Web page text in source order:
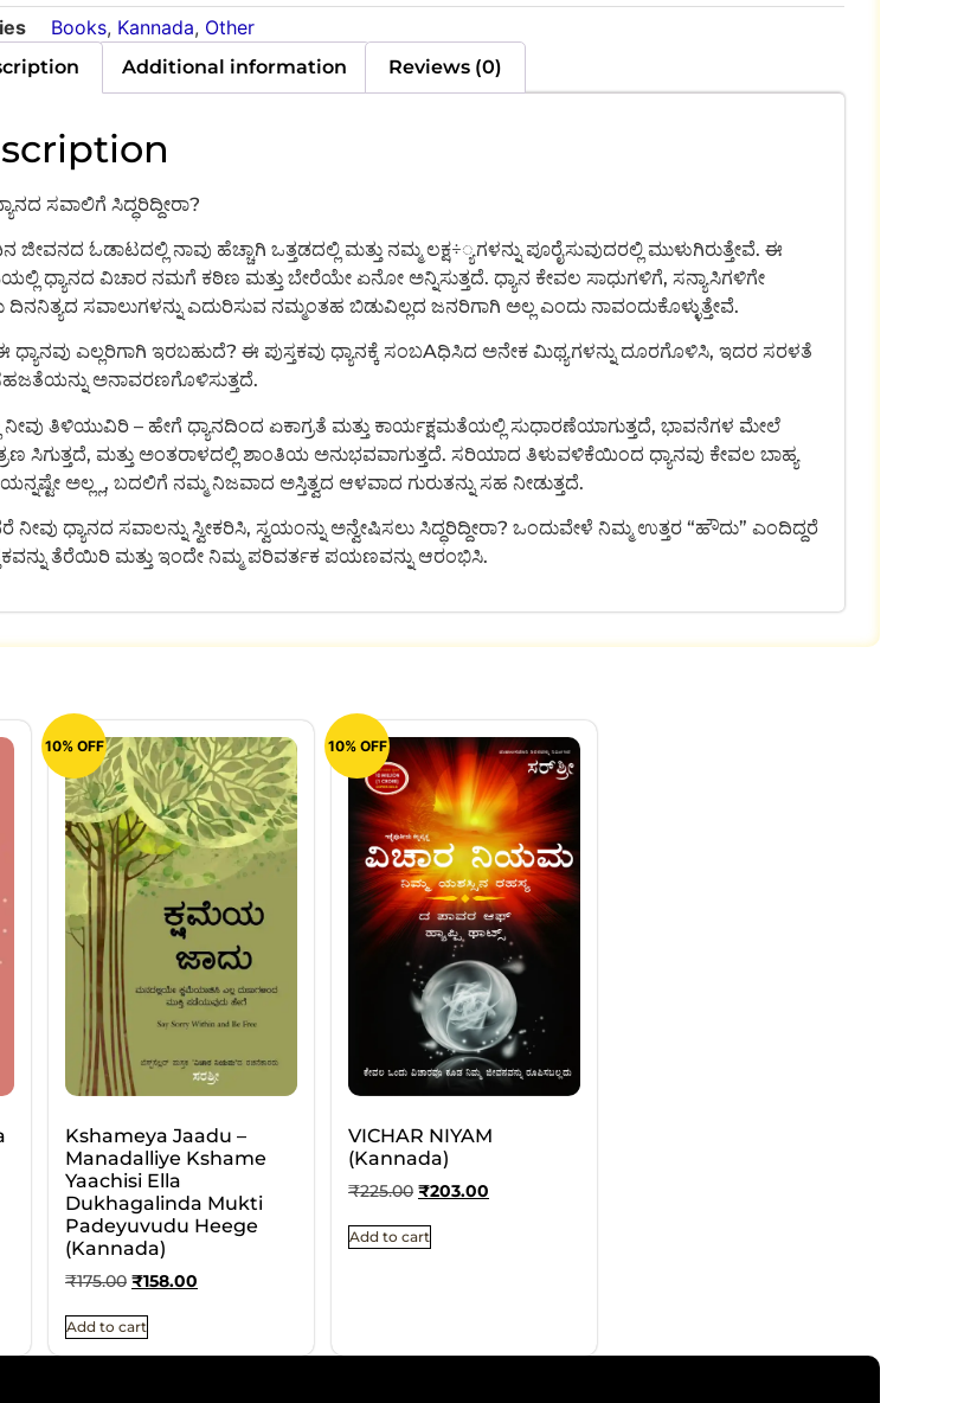
Books, Kannada, Other
Additional information Reviews (0)
ಸವಾಲಿಗೆ ಸಿದ್ಧರಿದ್ದೀರಾ?
ಜೀವನದ ಓಡಾಟದಲ್ಲಿ ನಾವು ಹೆಚ್ಚಾಗಿ ಒತ್ತಡದಲ್ಲಿ ಮತ್ತು ನಮ್ಮ ಲಕ್ಷ÷್ಯಗಳನ್ನು ಪೂರೈಸುವುದರಲ್ಲಿ ಮುಳುಗಿರುತ್ತೇವೆ. ಈ
ಧ್ಯಾನದ ವಿಚಾರ ನಮಗೆ ಕಠಿಣ ಮತ್ತು ಬೇರೆಯೇ ಏನೋ ಅನ್ನಿಸುತ್ತದೆ. ಧ್ಯಾನ ಕೇವಲ ಸಾಧುಗಳಿಗೆ, ಸನ್ಯಾಸಿಗಳಿಗೇ
ದಿನನಿತ್ಯದ ಸವಾಲುಗಳನ್ನು ಎದುರಿಸುವ ನಮ್ಮಂತಹ ಬಿಡುವಿಲ್ಲದ ಜನರಿಗಾಗಿ ಅಲ್ಲ ಎಂದು ನಾವಂದುಕೊಳ್ಳುತ್ತೇವೆ.
ಎಲ್ಲರಿಗಾಗಿ ಇರಬಹುದೆ? ಈ ಪುಸ್ತಕವು ಧ್ಯಾನಕ್ಕೆ ಸಂಬAಧಿಸಿದ ಅನೇಕ ಮಿಥ್ಯಗಳನ್ನು ದೂರಗೊಳಿಸಿ, ಇದರ ಸರಳತೆ
ಅನಾವರಣಗೊಳಿಸುತ್ತದೆ.
ನೀವು ತಿಳಿಯುವಿರಿ – ಹೇಗೆ ಧ್ಯಾನದಿಂದ ಏಕಾಗ್ರತೆ ಮತ್ತು ಕಾರ್ಯಕ್ಷಮತೆಯಲ್ಲಿ ಸುಧಾರಣೆಯಾಗುತ್ತದೆ, ಭಾವನೆಗಳ ಮೇಲೆ
ಸಿಗುತ್ತದೆ, ಮತ್ತು ಅಂತರಾಳದಲ್ಲಿ ಶಾಂತಿಯ ಅನುಭವವಾಗುತ್ತದೆ. ಸರಿಯಾದ ತಿಳುವಳಿಕೆಯಿಂದ ಧ್ಯಾನವು ಕೇವಲ ಬಾಹ್ಯ
ಅಲ್ಲ್ಲ, ಬದಲಿಗೆ ನಮ್ಮ ನಿಜವಾದ ಅಸ್ತಿತ್ವದ ಆಳವಾದ ಗುರುತನ್ನು ಸಹ ನೀಡುತ್ತದೆ.
ನೀವು ಧ್ಯಾನದ ಸವಾಲನ್ನು ಸ್ವೀಕರಿಸಿ, ಸ್ವಯಂನ್ನು ಅನ್ವೇಷಿಸಲು ಸಿದ್ಧರಿದ್ದೀರಾ? ಒಂದುವೇಳೆ ನಿಮ್ಮ ಉತ್ತರ “ಹೌದು” ಎಂದಿದ್ದರೆ
ತೆರೆಯಿರಿ ಮತ್ತು ಇಂದೇ ನಿಮ್ಮ ಪರಿವರ್ತಕ ಪಯಣವನ್ನು ಆರಂಭಿಸಿ.
10% OFF
Kshameya Jaadu –
Manadalliye Kshame
Yaachisi Ella
Dukhagalinda Mukti
Padeyuvudu Heege
(Kannada)
₹175.00 ₹158.00
Add to cart
10% OFF
VICHAR NIYAM
(Kannada)
₹225.00 ₹203.00
Add to cart